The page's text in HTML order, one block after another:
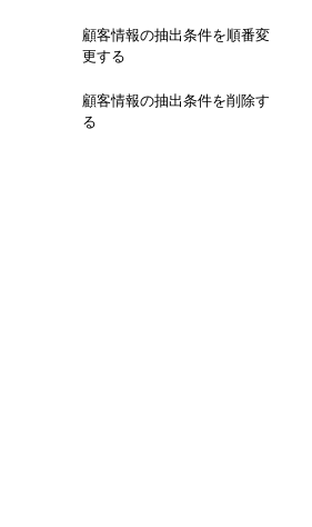
顧客情報の抽出条件を順番変
更する
顧客情報の抽出条件を削除す
る